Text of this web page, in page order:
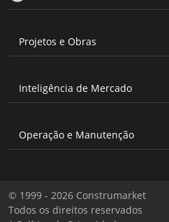
Projetos e Obras
Inteligência de Mercado
Operação e Manutenção
© 1999 - 2026 Construmarket
Todos os direitos reservados